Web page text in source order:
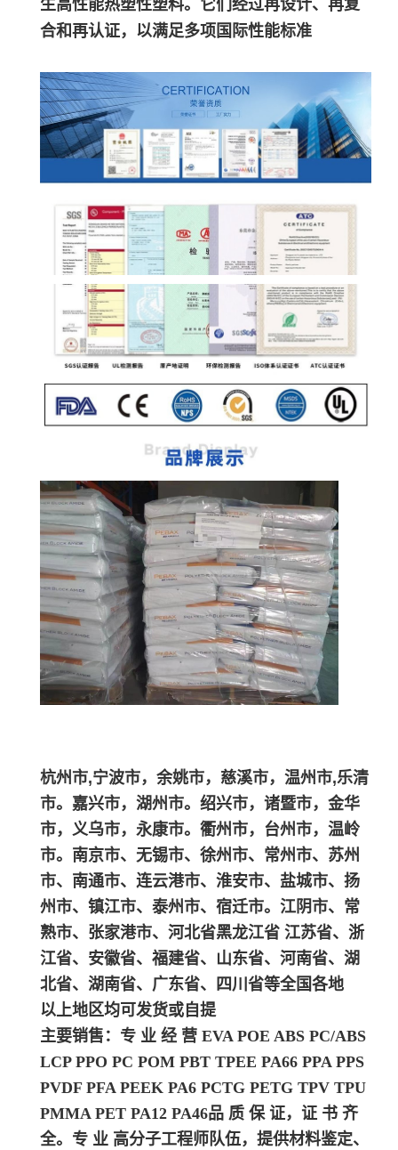
生高性能热塑性塑料。它们经过再设计、再复
合和再认证，以满足多项国际性能标准
杭州市,宁波市，余姚市，慈溪市，温州市,乐清
市。嘉兴市，湖州市。绍兴市，诸暨市，金华
市，义乌市，永康市。衢州市，台州市，温岭
市。南京市、无锡市、徐州市、常州市、苏州
市、南通市、连云港市、淮安市、盐城市、扬
州市、镇江市、泰州市、宿迁市。江阴市、常
熟市、张家港市、河北省黑龙江省 江苏省、浙
江省、安徽省、福建省、山东省、河南省、湖
北省、湖南省、广东省、四川省等全国各地
以上地区均可发货或自提
主要销售：专 业 经 营 EVA POE ABS PC/ABS
LCP PPO PC POM PBT TPEE PA66 PPA PPS
PVDF PFA PEEK PA6 PCTG PETG TPV TPU
PMMA PET PA12 PA46品 质 保 证，证 书 齐
全。专 业 高分子工程师队伍，提供材料鉴定、